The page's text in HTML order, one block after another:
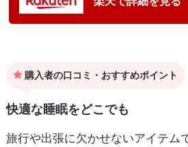
購入者の口コミ・おすすめポイント
快適な睡眠をどこでも
旅行や出張に欠かせないアイテム